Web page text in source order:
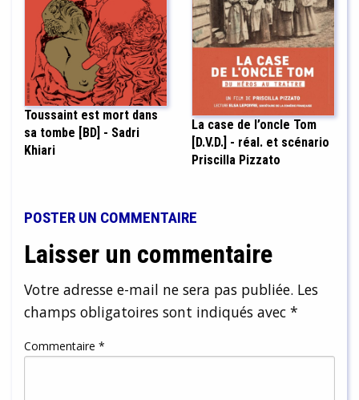
Toussaint est mort dans
sa tombe [BD] - Sadri
Khiari
La case de l’oncle Tom
[D.V.D.] - réal. et scénario
Priscilla Pizzato
POSTER UN COMMENTAIRE
Laisser un commentaire
Votre adresse e-mail ne sera pas publiée. Les
champs obligatoires sont indiqués avec *
Commentaire *